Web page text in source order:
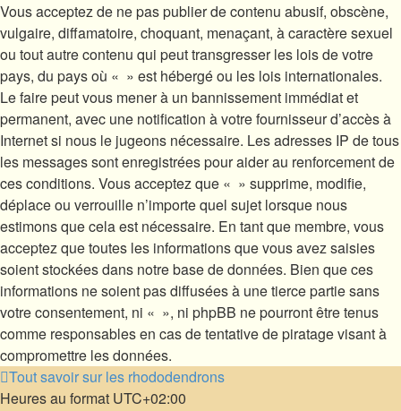
Vous acceptez de ne pas publier de contenu abusif, obscène,
vulgaire, diffamatoire, choquant, menaçant, à caractère sexuel
ou tout autre contenu qui peut transgresser les lois de votre
pays, du pays où « » est hébergé ou les lois internationales.
Le faire peut vous mener à un bannissement immédiat et
permanent, avec une notification à votre fournisseur d’accès à
Internet si nous le jugeons nécessaire. Les adresses IP de tous
les messages sont enregistrées pour aider au renforcement de
ces conditions. Vous acceptez que « » supprime, modifie,
déplace ou verrouille n’importe quel sujet lorsque nous
estimons que cela est nécessaire. En tant que membre, vous
acceptez que toutes les informations que vous avez saisies
soient stockées dans notre base de données. Bien que ces
informations ne soient pas diffusées à une tierce partie sans
votre consentement, ni « », ni phpBB ne pourront être tenus
comme responsables en cas de tentative de piratage visant à
compromettre les données.
Tout savoir sur les rhododendrons
Heures au format UTC+02:00